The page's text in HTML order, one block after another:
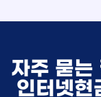
자주 묻
인터넷현